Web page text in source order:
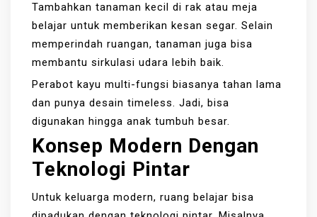
Tambahkan tanaman kecil di rak atau meja
belajar untuk memberikan kesan segar. Selain
memperindah ruangan, tanaman juga bisa
membantu sirkulasi udara lebih baik.
Perabot kayu multi-fungsi biasanya tahan lama
dan punya desain timeless. Jadi, bisa
digunakan hingga anak tumbuh besar.
Konsep Modern Dengan
Teknologi Pintar
Untuk keluarga modern, ruang belajar bisa